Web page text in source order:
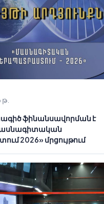
թ.
ֆինանսավորման է
2026» մրցույթում